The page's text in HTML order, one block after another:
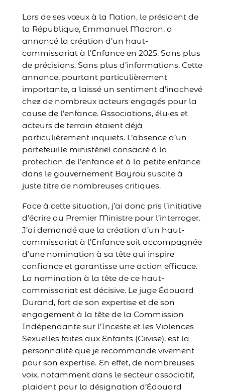
Lors de ses vœux à la Nation, le président de
la République, Emmanuel Macron, a
annoncé la création d’un haut-
commissariat à l’Enfance en 2025. Sans plus
de précisions. Sans plus d’informations. Cette
annonce, pourtant particulièrement
importante, a laissé un sentiment d’inachevé
chez de nombreux acteurs engagés pour la
cause de l’enfance. Associations, élu·es et
acteurs de terrain étaient déjà
particulièrement inquiets. L’absence d’un
portefeuille ministériel consacré à la
protection de l’enfance et à la petite enfance
dans le gouvernement Bayrou suscite à
juste titre de nombreuses critiques.
Face à cette situation, j’ai donc pris l’initiative
d’écrire au Premier Ministre pour l’interroger.
J’ai demandé que la création d’un haut-
commissariat à l’Enfance soit accompagnée
d’une nomination à sa tête qui inspire
confiance et garantisse une action efficace.
La nomination à la tête de ce haut-
commissariat est décisive. Le juge Édouard
Durand, fort de son expertise et de son
engagement à la tête de la Commission
Indépendante sur l’Inceste et les Violences
Sexuelles faites aux Enfants (Ciivise), est la
personnalité que je recommande vivement
pour son expertise. En effet, de nombreuses
voix, notamment dans le secteur associatif,
plaident pour la désignation d’Édouard